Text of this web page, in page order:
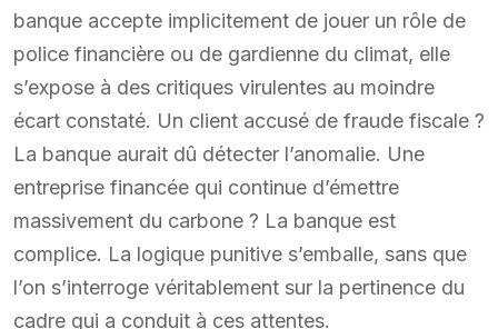
banque accepte implicitement de jouer un rôle de
police financière ou de gardienne du climat, elle
s’expose à des critiques virulentes au moindre
écart constaté. Un client accusé de fraude fiscale ?
La banque aurait dû détecter l’anomalie. Une
entreprise financée qui continue d’émettre
massivement du carbone ? La banque est
complice. La logique punitive s’emballe, sans que
l’on s’interroge véritablement sur la pertinence du
cadre qui a conduit à ces attentes.